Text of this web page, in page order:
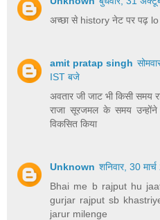
अच्छा से history नेट पर पढ़ lo
amit pratap singh
IST बजे
अवतार जी जाट भी किसी समय
राजा सूरजमल के समय
विकसित किया
Unknown शनिवार, 30
Bhai me b rajput hu
gurjar rajput sb
jarur milenge